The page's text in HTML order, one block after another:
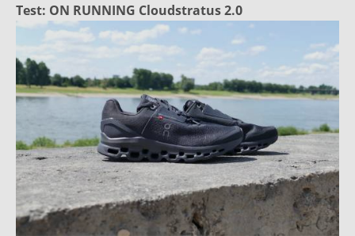
Test: ON RUNNING Cloudstratus 2.0